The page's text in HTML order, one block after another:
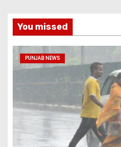
You missed
PUNJAB NEWS